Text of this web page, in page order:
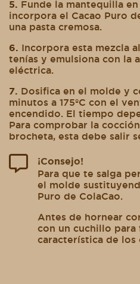
5.
Funde la mantequilla
incorpora el Cacao Puro
una pasta cremosa.
6.
Incorpora esta mezcla
tenías y emulsiona con la
eléctrica.
7.
Dosifica en el molde y
minutos a 175ºC con el
encendido. El tiempo
Para comprobar la
brocheta, esta debe salir
¡Consejo!
Para que te salga
el molde
Puro de ColaCao.
Antes de hornear
con un cuchillo para
característica de los